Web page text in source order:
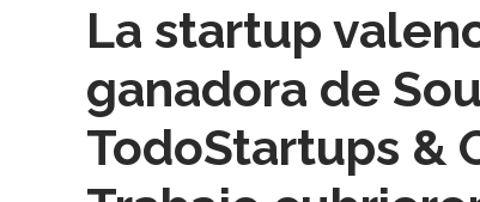
La startup
ganadora de
TodoStartups &